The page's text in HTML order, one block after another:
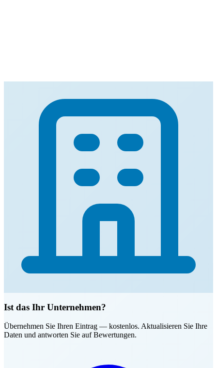
Ist das Ihr Unternehmen?
Übernehmen Sie Ihren Eintrag — kostenlos. Aktualisieren Sie Ihre
Daten und antworten Sie auf Bewertungen.